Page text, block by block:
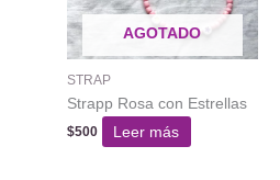
AGOTADO
STRAP
Strapp Rosa con Estrellas
$500 Leer más